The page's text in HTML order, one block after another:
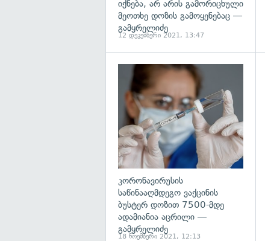
იქნება, არ არის გამორიცხული
მეოთხე დოზის გამოყენებაც —
გამყრელიძე
12 დეკემბერი 2021, 13:47
კორონავირუსის
საწინააღმდეგო ვაქცინის
ბუსტერ დოზით 7500-მდე
ადამიანია აცრილი —
გამყრელიძე
18 ნოემბერი 2021, 12:13